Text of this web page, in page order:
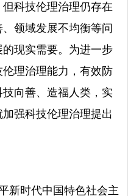
科技伦理治理仍存在
领域发展不均衡等问
现实需要。为进一步
理治理能力，有效防
向善、造福人类，实
强科技伦理治理提出
新时代中国特色社会主